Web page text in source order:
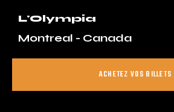
L'Olympia
Montreal - Canada
ACHETEZ VOS BILLETS